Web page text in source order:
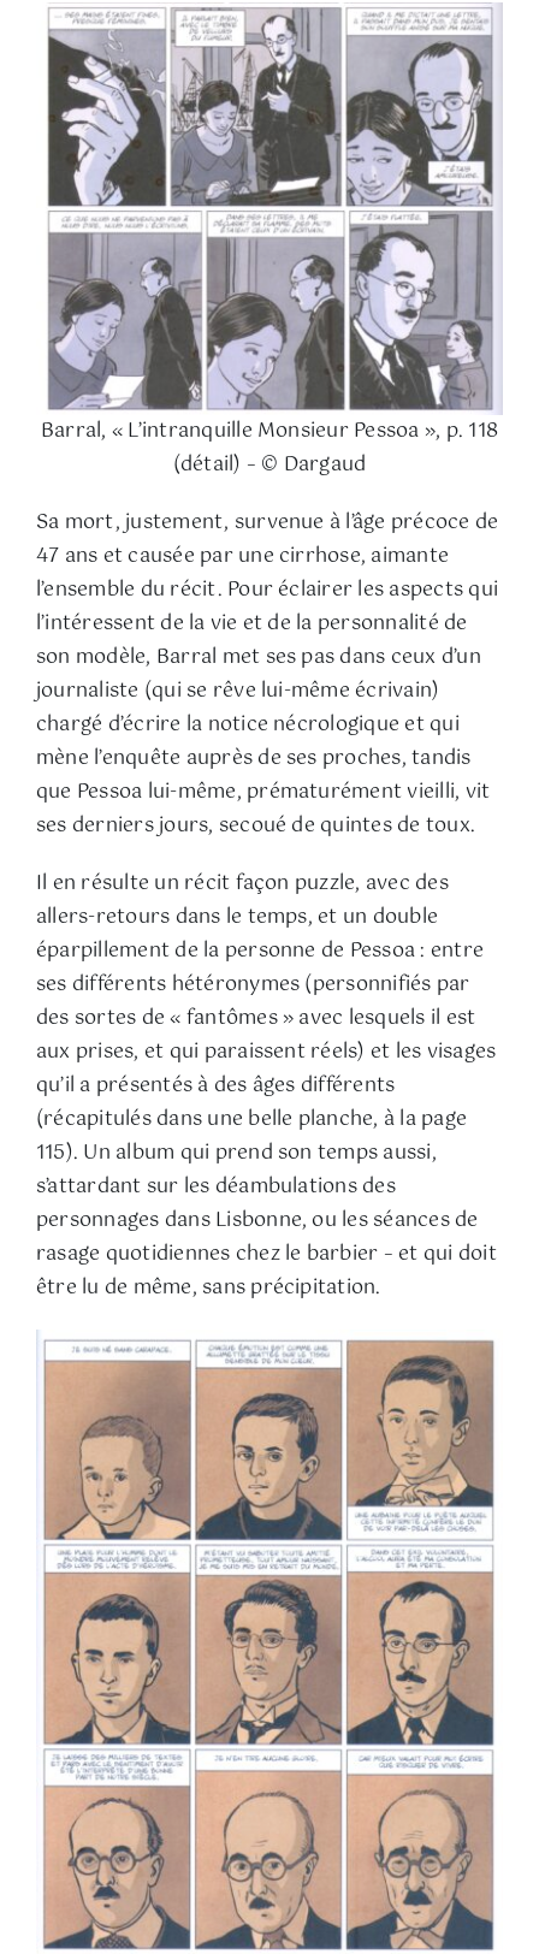
Barral, « L’intranquille Monsieur Pessoa », p. 118
(détail) – © Dargaud
Sa mort, justement, survenue à l’âge précoce de
47 ans et causée par une cirrhose, aimante
l’ensemble du récit. Pour éclairer les aspects qui
l’intéressent de la vie et de la personnalité de
son modèle, Barral met ses pas dans ceux d’un
journaliste (qui se rêve lui-même écrivain)
chargé d’écrire la notice nécrologique et qui
mène l’enquête auprès de ses proches, tandis
que Pessoa lui-même, prématurément vieilli, vit
ses derniers jours, secoué de quintes de toux.
Il en résulte un récit façon puzzle, avec des
allers-retours dans le temps, et un double
éparpillement de la personne de Pessoa : entre
ses différents hétéronymes (personnifiés par
des sortes de « fantômes » avec lesquels il est
aux prises, et qui paraissent réels) et les visages
qu’il a présentés à des âges différents
(récapitulés dans une belle planche, à la page
115). Un album qui prend son temps aussi,
s’attardant sur les déambulations des
personnages dans Lisbonne, ou les séances de
rasage quotidiennes chez le barbier – et qui doit
être lu de même, sans précipitation.